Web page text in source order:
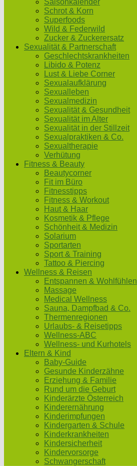
Saisonkalender
Schrot & Korn
Superfoods
Wild & Federwild
Zucker & Zuckerersatz
Sexualität & Partnerschaft
Geschlechtskrankheiten
Libido & Potenz
Lust & Liebe Corner
Sexualaufklärung
Sexualleben
Sexualmedizin
Sexualität & Gesundheit
Sexualität im Alter
Sexualität in der Stillzeit
Sexualpraktiken & Co.
Sexualtherapie
Verhütung
Fitness & Beauty
Beautycorner
Fit im Büro
Fitnesstipps
Fitness & Workout
Haut & Haar
Kosmetik & Pflege
Schönheit & Medizin
Solarium
Sportarten
Sport & Training
Tattoo & Piercing
Wellness & Reisen
Entspannen & Wohlfühlen
Massage
Medical Wellness
Sauna, Dampfbad & Co.
Thermenregionen
Urlaubs- & Reisetipps
Wellness-ABC
Wellness- und Kurhotels
Eltern & Kind
Baby-Guide
Gesunde Kinderzähne
Erziehung & Familie
Rund um die Geburt
Kinderärzte Österreich
Kinderernährung
Kinderimpfungen
Kindergarten & Schule
Kinderkrankheiten
Kindersicherheit
Kindervorsorge
Schwangerschaft